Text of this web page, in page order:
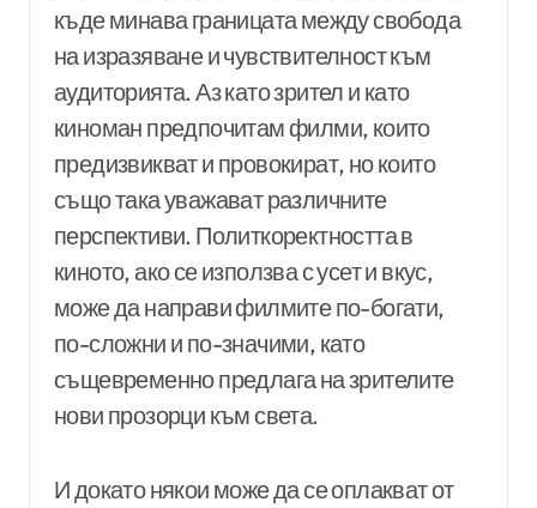
къде минава границата между свобода
на изразяване и чувствителност към
аудиторията. Аз като зрител и като
киноман предпочитам филми, които
предизвикват и провокират, но които
също така уважават различните
перспективи. Политкоректността в
киното, ако се използва с усет и вкус,
може да направи филмите по-богати,
по-сложни и по-значими, като
същевременно предлага на зрителите
нови прозорци към света.
И докато някои може да се оплакват от